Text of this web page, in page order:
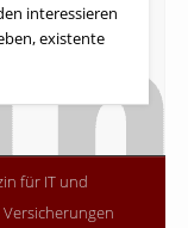
interessieren
existente
für IT und